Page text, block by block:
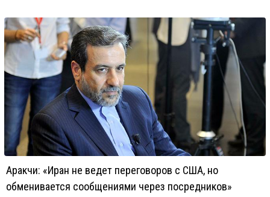
Аракчи: «Иран не ведет переговоров с США, но
обменивается сообщениями через посредников»